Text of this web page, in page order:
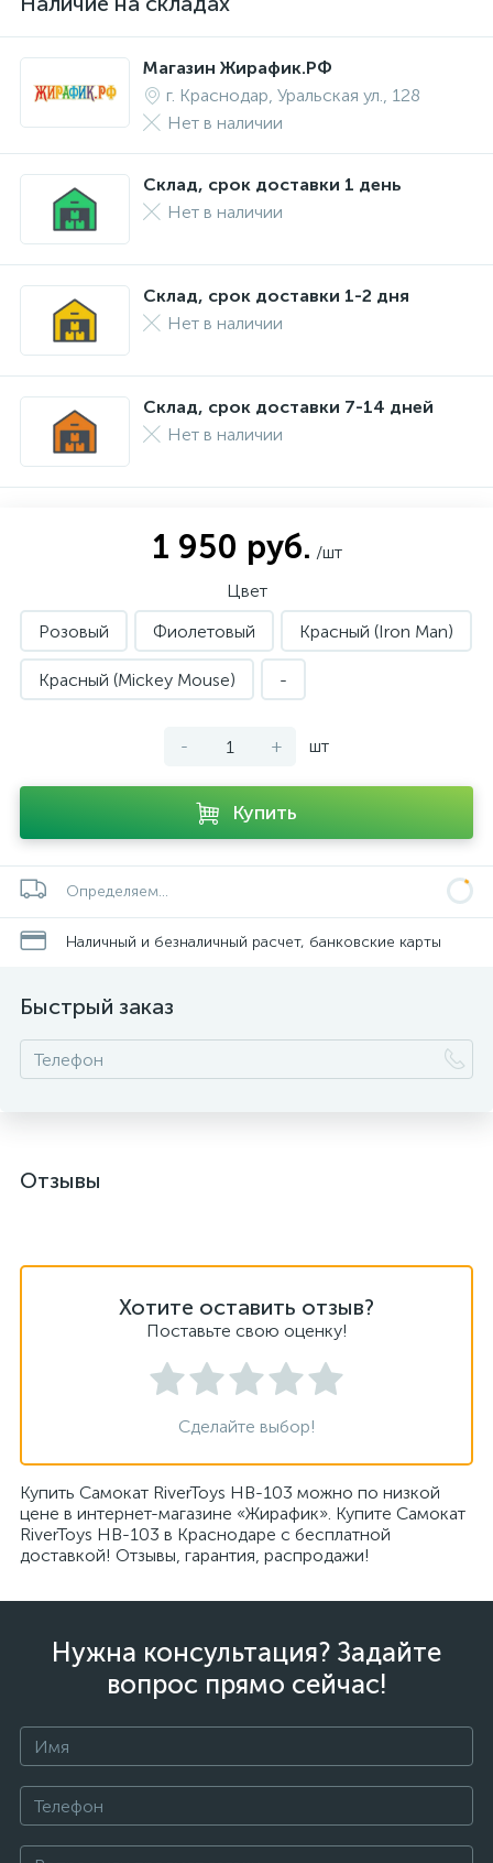
Магазин Жирафик.РФ
г. Краснодар, Уральская ул., 128
Нет в наличии
Склад, срок доставки 1 день
Нет в наличии
Склад, срок доставки 1-2 дня
Нет в наличии
Склад, срок доставки 7-14 дней
Нет в наличии
1 950 руб. /шт
Цвет
Розовый
Фиолетовый Красный (Iron Man)
Красный (Mickey Mouse) -
- + шт
Купить
Определяем...
Наличный и безналичный расчет, банковские карты
Быстрый заказ
Отзывы
Хотите оставить отзыв?
Поставьте свою оценку!
Сделайте выбор!
Купить Самокат RiverToys HB-103 можно по низкой
цене в интернет-магазине «Жирафик». Купите Самокат
RiverToys HB-103 в Краснодаре с бесплатной
доставкой! Отзывы, гарантия, распродажи!
Нужна консультация? Задайте
вопрос прямо сейчас!